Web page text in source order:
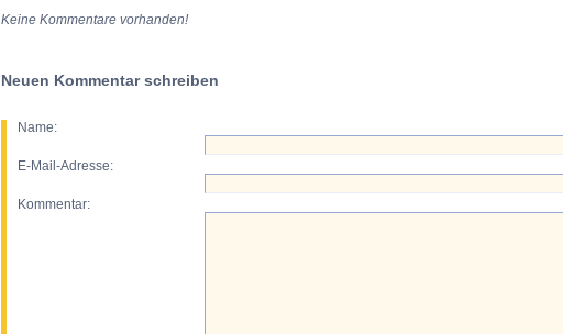
Keine Kommentare vorhanden!
Neuen Kommentar schreiben
Name:
E-Mail-Adresse:
Kommentar: